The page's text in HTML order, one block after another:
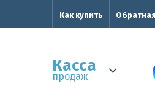
Как купить
Касса
продаж